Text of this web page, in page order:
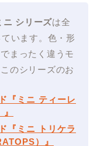
ニ シリーズは全
ています。色・形
まったく違うモ
のシリーズのお
『ミニ ティーレ
『ミニ トリケラ
）』